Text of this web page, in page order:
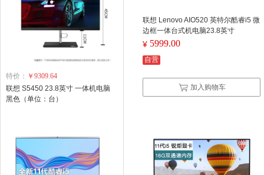
联想 Lenovo AIO520 英特尔酷睿i5 微
边框一体台式机电脑23.8英寸
¥ 5999.00
自营
加入购物车
特价： ￥9309.64
联想 S5450 23.8英寸 一体机电脑
黑色（单位：台）